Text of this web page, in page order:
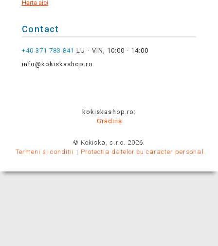
Harta aici
Contact
+40 371 783 841 LU - VIN, 10:00 - 14:00
info@kokiskashop.ro
kokiskashop.ro:
Grădină
© Kokiska, s.r.o. 2026.
Termeni și condiții
Protecția datelor cu caracter personal